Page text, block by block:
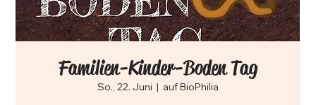
Familien-Kinder-Boden Tag
So., 22. Juni
  |
auf BioPhilia